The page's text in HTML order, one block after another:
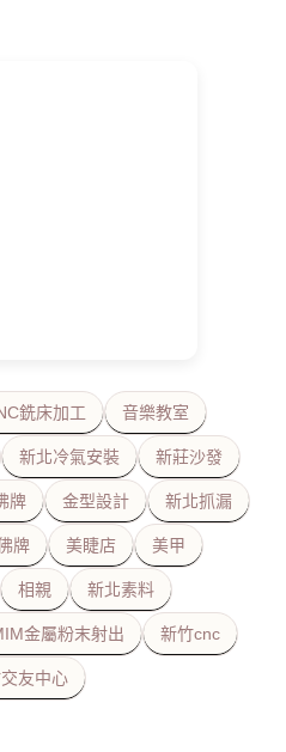
銑床加工 音樂教室
新北冷氣安裝 新莊沙發
牌 金型設計 新北抓漏
牌 美睫店 美甲
相親 新北素料
金屬粉末射出 新竹cnc
友中心